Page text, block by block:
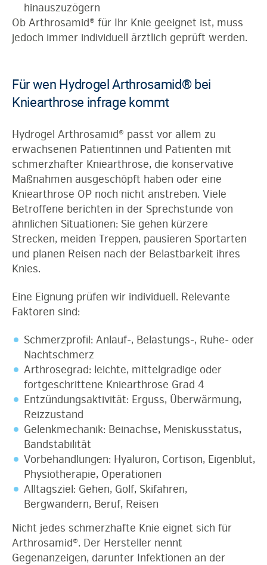
hinauszuzögern
Ob Arthrosamid® für Ihr Knie geeignet ist, muss
jedoch immer individuell ärztlich geprüft werden.
Für wen Hydrogel Arthrosamid® bei
Kniearthrose infrage kommt
Hydrogel Arthrosamid® passt vor allem zu
erwachsenen Patientinnen und Patienten mit
schmerzhafter Kniearthrose, die konservative
Maßnahmen ausgeschöpft haben oder eine
Kniearthrose OP noch nicht anstreben. Viele
Betroffene berichten in der Sprechstunde von
ähnlichen Situationen: Sie gehen kürzere
Strecken, meiden Treppen, pausieren Sportarten
und planen Reisen nach der Belastbarkeit ihres
Knies.
Eine Eignung prüfen wir individuell. Relevante
Faktoren sind:
Schmerzprofil: Anlauf-, Belastungs-, Ruhe- oder
Nachtschmerz
Arthrosegrad: leichte, mittelgradige oder
fortgeschrittene Kniearthrose Grad 4
Entzündungsaktivität: Erguss, Überwärmung,
Reizzustand
Gelenkmechanik: Beinachse, Meniskusstatus,
Bandstabilität
Vorbehandlungen: Hyaluron, Cortison, Eigenblut,
Physiotherapie, Operationen
Alltagsziel: Gehen, Golf, Skifahren,
Bergwandern, Beruf, Reisen
Nicht jedes schmerzhafte Knie eignet sich für
Arthrosamid®. Der Hersteller nennt
Gegenanzeigen, darunter Infektionen an der